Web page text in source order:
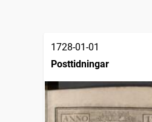
1728-01-01
Posttidningar